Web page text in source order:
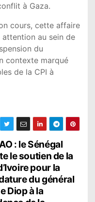
à Gaza.
cours, cette affaire
au sein de
du
contexte marqué
de la CPI à
: le Sénégal
le soutien de la
pour la
du général
Diop à la